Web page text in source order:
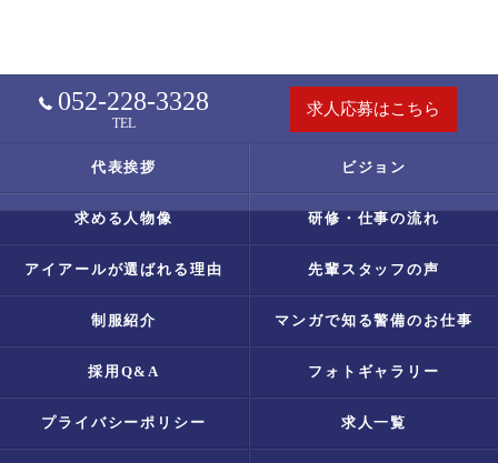
052-228-3328
TEL
求人応募はこちら
代表挨拶 ビジョン
求める人物像 研修・仕事の流れ
アイアールが選ばれる理由 先輩スタッフの声
制服紹介 マンガで知る警備のお仕事
採用Q&A フォトギャラリー
プライバシーポリシー 求人一覧